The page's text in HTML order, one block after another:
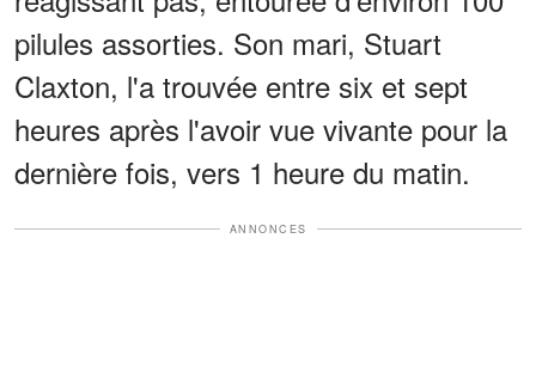
pilules assorties. Son mari, Stuart
Claxton, l'a trouvée entre six et sept
heures après l'avoir vue vivante pour la
dernière fois, vers 1 heure du matin.
ANNONCES